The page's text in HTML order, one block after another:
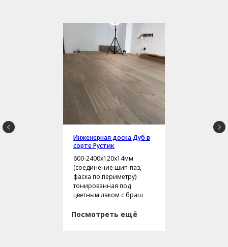
Инженерная доска Дуб в
сорте Рустик
600-2400х120х14мм
(соединение шип-паз,
фаска по периметру)
тонированная под
цветным лаком с браш
Посмотреть ещё